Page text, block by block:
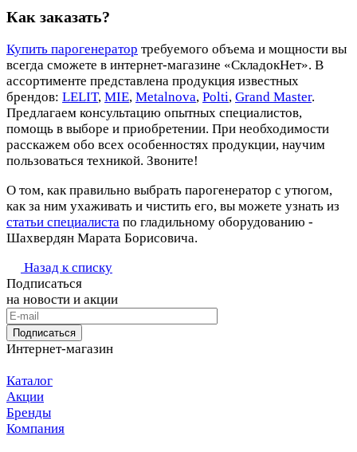
Как заказать?
Купить парогенератор требуемого объема и мощности вы
всегда сможете в интернет-магазине «СкладокНет». В
ассортименте представлена продукция известных
брендов: LELIT, MIE, Metalnova, Polti, Grand Master.
Предлагаем консультацию опытных специалистов,
помощь в выборе и приобретении. При необходимости
расскажем обо всех особенностях продукции, научим
пользоваться техникой. Звоните!
О том, как правильно выбрать парогенератор с утюгом,
как за ним ухаживать и чистить его, вы можете узнать из
статьи специалиста по гладильному оборудованию -
Шахвердян Марата Борисовича.
Назад к списку
Подписаться
на новости и акции
Подписаться
Интернет-магазин
Каталог
Акции
Бренды
Компания